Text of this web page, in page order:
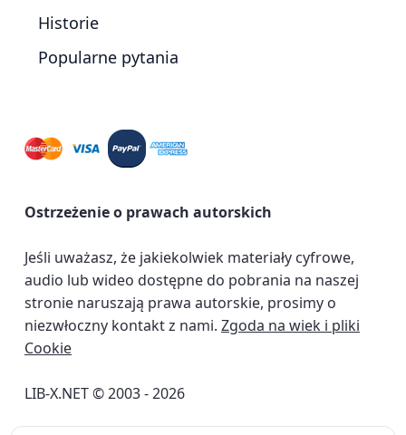
Historie
Popularne pytania
Ostrzeżenie o prawach autorskich
Jeśli uważasz, że jakiekolwiek materiały cyfrowe,
audio lub wideo dostępne do pobrania na naszej
stronie naruszają prawa autorskie, prosimy o
niezwłoczny kontakt z nami. Zgoda na wiek i pliki
Cookie
LIB-X.NET © 2003 - 2026